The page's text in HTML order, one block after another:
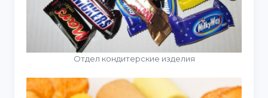
Отдел кондитерские изделия